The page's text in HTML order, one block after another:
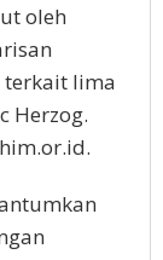
oleh
terkait lima
Herzog.